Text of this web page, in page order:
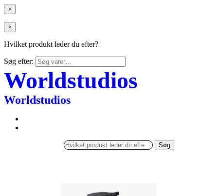
×
×
Hvilket produkt leder du efter?
Søg efter:
Worldstudios
Worldstudios
Søg